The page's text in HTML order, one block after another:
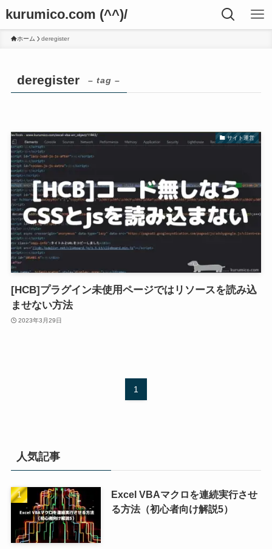
kurumico.com (^^)/
ホーム deregister
deregister – tag –
サイト運営
[HCB]プラグイン未使用ページではリソースを読み込
ませない方法
2023年3月29日
1
人気記事
Excel VBAマクロを連続実行させ
る方法（初心者向け解説5）